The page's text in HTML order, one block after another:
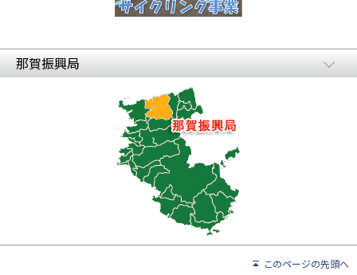
那賀振興局
このページの先頭へ